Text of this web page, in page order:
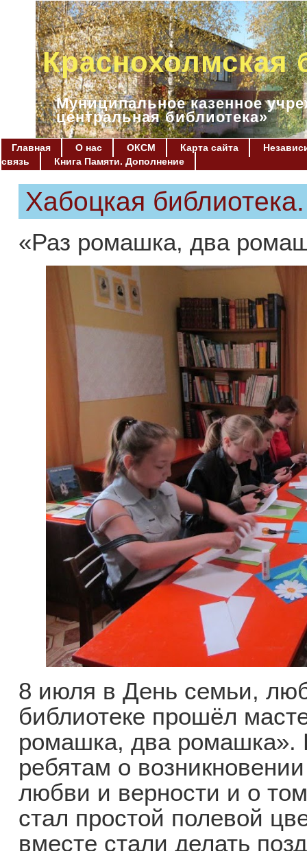
Краснохолмская
Муниципальное казенное
центральная библиотека»
Главная О нас ОКСМ Карта сайта
связь
Книга Памяти. Дополнение
Хабоцкая
«Раз ромашка, два
8 июля в День семьи,
библиотеке прошёл
ромашка, два ромашка».
ребятам о
любви и верности и о
стал простой полевой
вместе стали делать